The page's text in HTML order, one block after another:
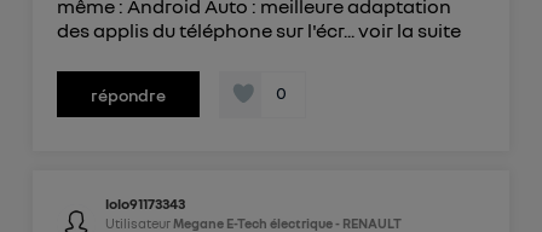
même : Android Auto : meilleure adaptation
des applis du téléphone sur l'écr... voir la suite
répondre 0
lolo91173343
Utilisateur Megane E-Tech électrique - RENAULT